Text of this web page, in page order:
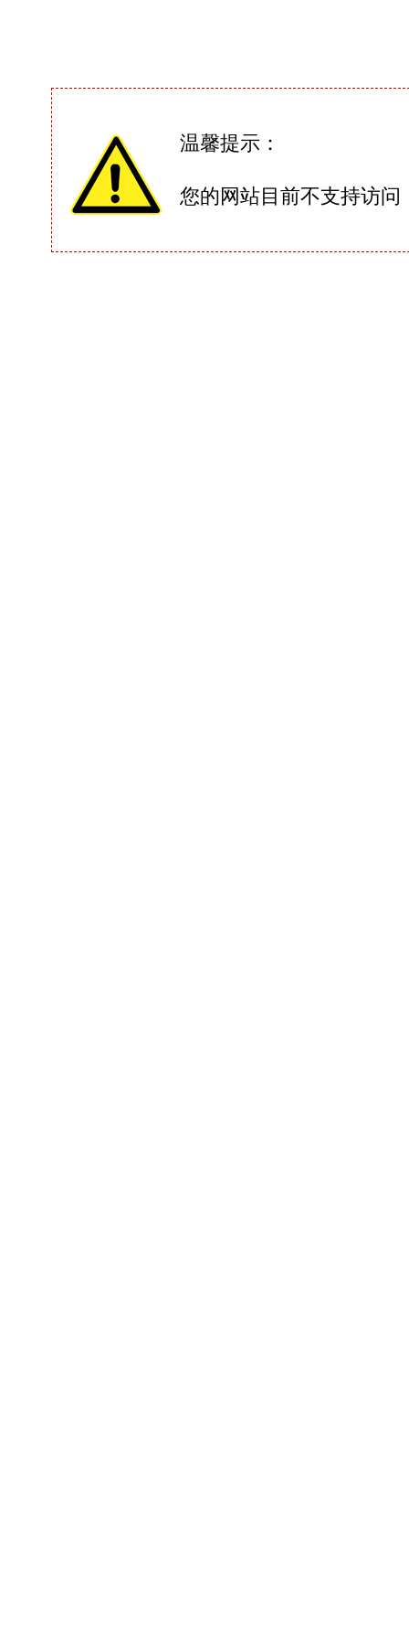
温馨提示：
您的网站目前不支持访